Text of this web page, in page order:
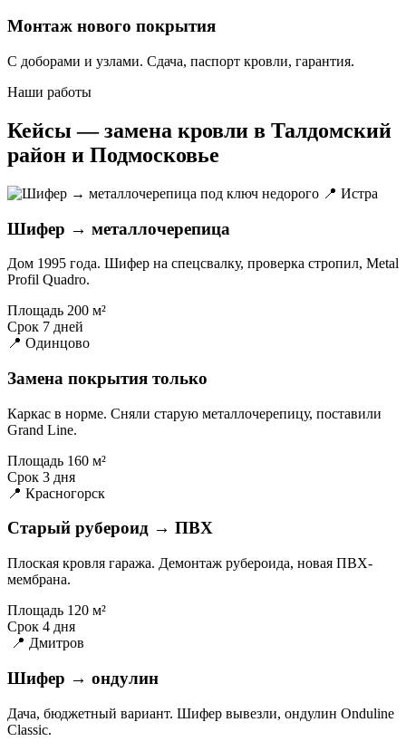
Монтаж нового покрытия
С доборами и узлами. Сдача, паспорт кровли, гарантия.
Наши работы
Кейсы — замена кровли в Талдомский
район и Подмосковье
📍 Истра
Шифер → металлочерепица
Дом 1995 года. Шифер на спецсвалку, проверка стропил, Metal
Profil Quadro.
Площадь 200 м²
Срок 7 дней
📍 Одинцово
Замена покрытия только
Каркас в норме. Сняли старую металлочерепицу, поставили
Grand Line.
Площадь 160 м²
Срок 3 дня
📍 Красногорск
Старый рубероид → ПВХ
Плоская кровля гаража. Демонтаж рубероида, новая ПВХ-
мембрана.
Площадь 120 м²
Срок 4 дня
📍 Дмитров
Шифер → ондулин
Дача, бюджетный вариант. Шифер вывезли, ондулин Onduline
Classic.